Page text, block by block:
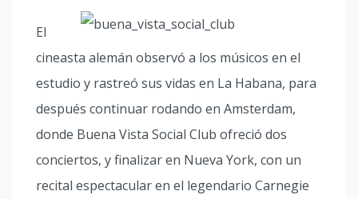
El
cineasta alemán observó a los músicos en el
estudio y rastreó sus vidas en La Habana, para
después continuar rodando en Amsterdam,
donde Buena Vista Social Club ofreció dos
conciertos, y finalizar en Nueva York, con un
recital espectacular en el legendario Carnegie